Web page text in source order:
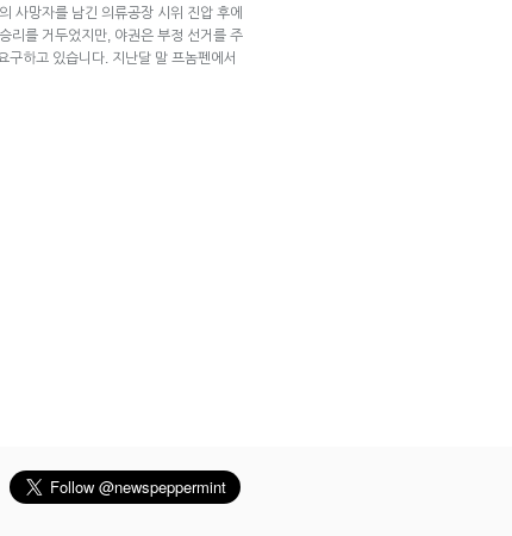
사망자를 남긴 의류공장 시위 진압 후에
리를 거두었지만, 야권은 부정 선거를 주
하고 있습니다. 지난달 말 프놈펜에서